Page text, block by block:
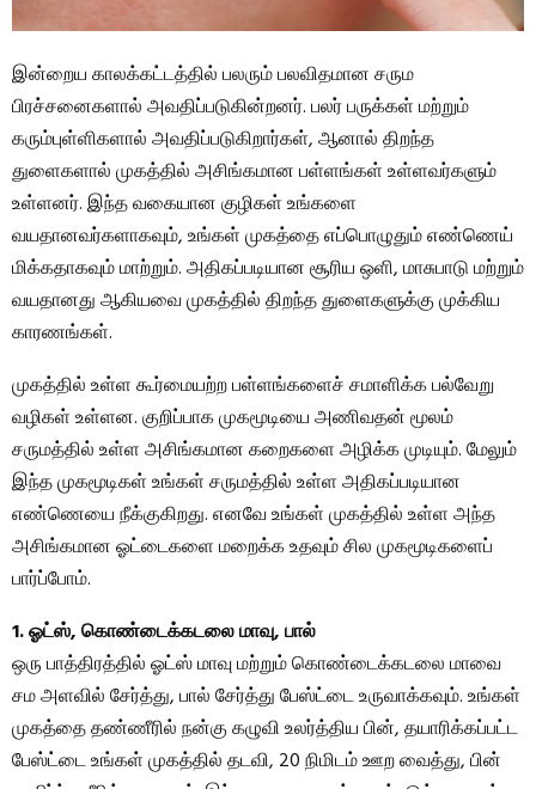
இன்றைய காலக்கட்டத்தில் பலரும் பலவிதமான சரும
பிரச்சனைகளால் அவதிப்படுகின்றனர். பலர் பருக்கள் மற்றும்
கரும்புள்ளிகளால் அவதிப்படுகிறார்கள், ஆனால் திறந்த
துளைகளால் முகத்தில் அசிங்கமான பள்ளங்கள் உள்ளவர்களும்
உள்ளனர். இந்த வகையான குழிகள் உங்களை
வயதானவர்களாகவும், உங்கள் முகத்தை எப்பொழுதும் எண்ணெய்
மிக்கதாகவும் மாற்றும். அதிகப்படியான சூரிய ஒளி, மாசுபாடு மற்றும்
வயதானது ஆகியவை முகத்தில் திறந்த துளைகளுக்கு முக்கிய
காரணங்கள்.
முகத்தில் உள்ள கூர்மையற்ற பள்ளங்களைச் சமாளிக்க பல்வேறு
வழிகள் உள்ளன. குறிப்பாக முகமூடியை அணிவதன் மூலம்
சருமத்தில் உள்ள அசிங்கமான கறைகளை அழிக்க முடியும். மேலும்
இந்த முகமூடிகள் உங்கள் சருமத்தில் உள்ள அதிகப்படியான
எண்ணெயை நீக்குகிறது. எனவே உங்கள் முகத்தில் உள்ள அந்த
அசிங்கமான ஓட்டைகளை மறைக்க உதவும் சில முகமூடிகளைப்
பார்ப்போம்.
1. ஓட்ஸ், கொண்டைக்கடலை மாவு, பால்
ஒரு பாத்திரத்தில் ஓட்ஸ் மாவு மற்றும் கொண்டைக்கடலை மாவை
சம அளவில் சேர்த்து, பால் சேர்த்து பேஸ்ட்டை உருவாக்கவும். உங்கள்
முகத்தை தண்ணீரில் நன்கு கழுவி உலர்த்திய பின், தயாரிக்கப்பட்ட
பேஸ்ட்டை உங்கள் முகத்தில் தடவி, 20 நிமிடம் ஊற வைத்து, பின்